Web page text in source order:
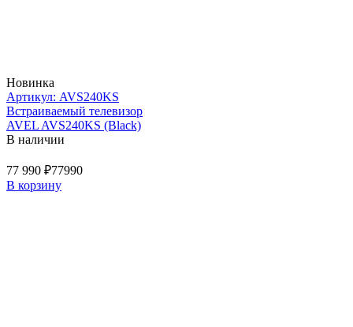
Новинка
Артикул: AVS240KS
Встраиваемый телевизор
AVEL AVS240KS (Black)
В наличии
77 990 ₽77990
В корзину